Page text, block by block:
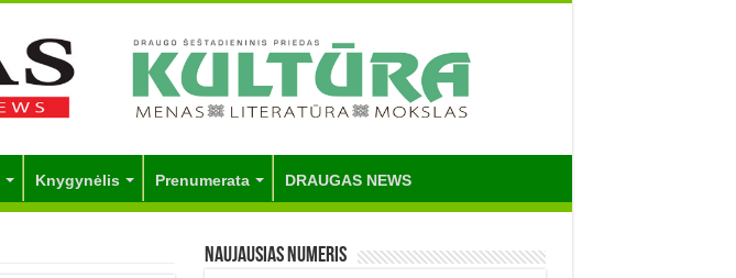
Knygynėlis Prenumerata DRAUGAS NEWS
Naujausias numeris